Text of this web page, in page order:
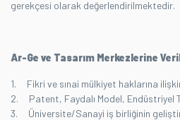
gerekçesi olarak değerlendirilmektedir.
Ar-Ge ve Tasarım Merkezlerine
1. Fikri ve sınai mülkiyet haklarına
2. Patent, Faydalı Model, Endüstriyel
3. Üniversite/Sanayi iş birliğinin